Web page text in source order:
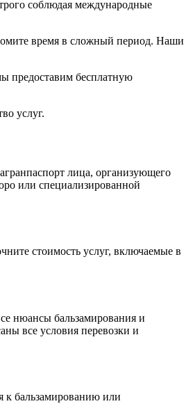
соблюдая международные
время в сложный период. Наши
предоставим бесплатную
услуг.
лица, организующего
или специализированной
стоимость услуг, включаемые в
нюансы бальзамирования и
все условия перевозки и
к бальзамированию или